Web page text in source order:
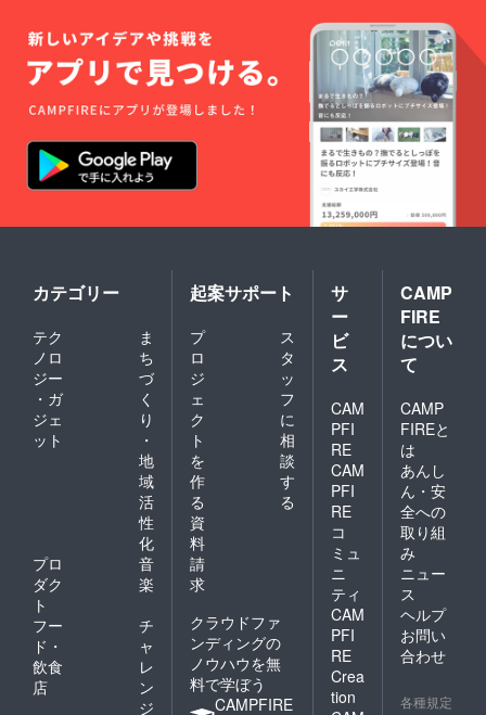
・日程
調整等
連絡方
法 ご
記入い
ただい
たメー
ルアド
レスに
させて
いただ
きま
質問、
お問い
合わせ
等は
Instagr
amアカ
ウント
mp.919
）まで
ご連絡
くださ
い。
カテゴリー
テク
ノロ
ジー
・ガ
ジェ
ット
ま
ち
づ
く
り
・
地
域
活
性
化
プロ
ダク
ト
音
楽
フー
ド・
飲食
店
チ
ャ
レ
ン
ジ
起案サポート
プ
ロ
ジ
ェ
ク
ト
を
作
る
ス
タ
ッ
フ
に
相
談
す
る
資
料
請
求
クラウドファ
ンディングの
ノウハウを無
料で学ぼう
CAMPFIRE
サ
ー
ビ
ス
CAM
PFI
RE
CAM
PFI
RE
コ
ミュ
ニ
ティ
CAM
PFI
RE
Crea
tion
CAMP
FIRE
につい
て
CAMP
FIREと
は
あんし
ん・安
全への
取り組
み
ニュー
ス
ヘルプ
お問い
合わせ
各種規定